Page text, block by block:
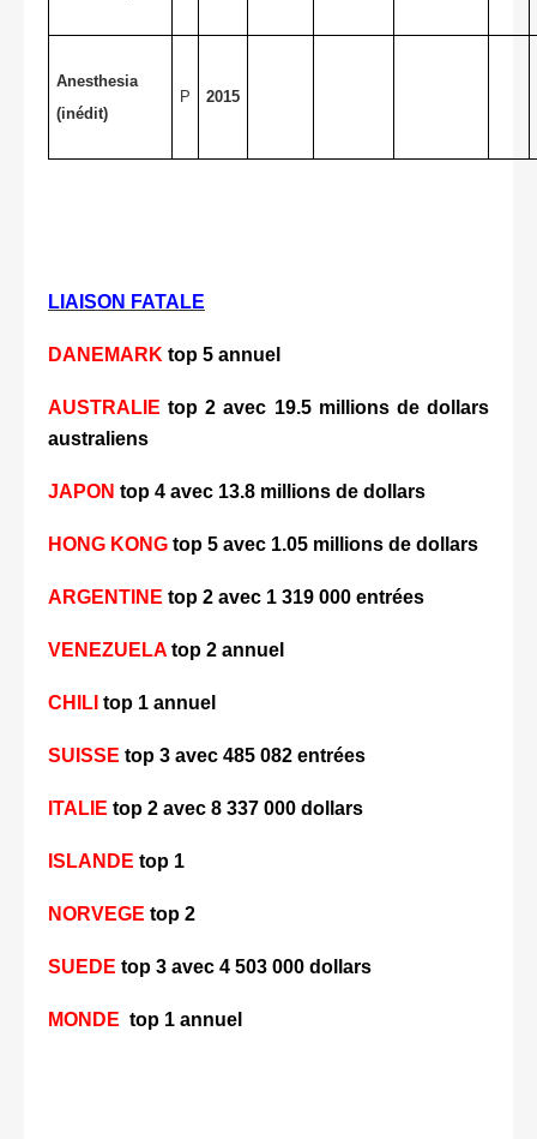
Anesthesia
(inédit)
P 2015
LIAISON FATALE
DANEMARK top 5 annuel
AUSTRALIEtop 2 avec 19.5 millions de dollars
australiens
JAPON top 4 avec 13.8 millions de dollars
HONG KONG top 5 avec 1.05 millions de dollars
ARGENTINE top 2 avec 1 319 000 entrées
VENEZUELA top 2 annuel
CHILI top 1 annuel
SUISSE top 3 avec 485 082 entrées
ITALIE top 2 avec 8 337 000 dollars
ISLANDE top 1
NORVEGE top 2
SUEDE top 3 avec 4 503 000 dollars
MONDE top 1 annuel